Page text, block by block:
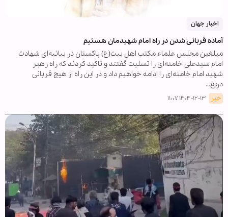
اخبار جهان
آماده قربانی شدن در راه امام شهیدمان هستیم
مبلغین مجلس علماء مکتب اهل بیت(ع) پاکستان در بیانیه‌ای شهادت
امام سیدعلی خامنه‌ای را تسلیت گفتند و تاکید کردند که راه رهبر
شهید امام خامنه‌ای را ادامه خواهیم داد و در این راه از هیچ قربانی
دریغ…
خبر ۱۴۰۴-۱۲-۱۳ ۱۱:۰۷